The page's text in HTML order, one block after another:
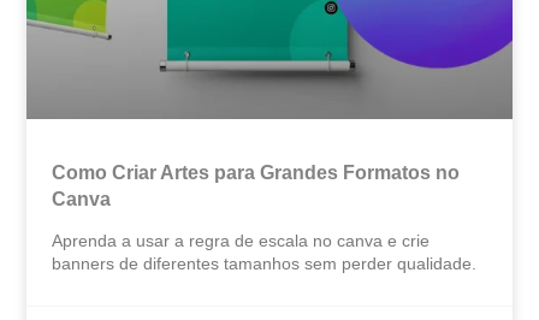
Como Criar Artes para Grandes Formatos no
Canva
Aprenda a usar a regra de escala no canva e crie
banners de diferentes tamanhos sem perder qualidade.